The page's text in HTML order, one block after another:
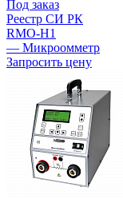
Под заказ
Реестр СИ РК
RMO-H1
— Микроомметр
Запросить цену